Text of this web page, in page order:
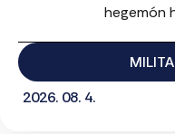
hegemón
2026. 08. 4.